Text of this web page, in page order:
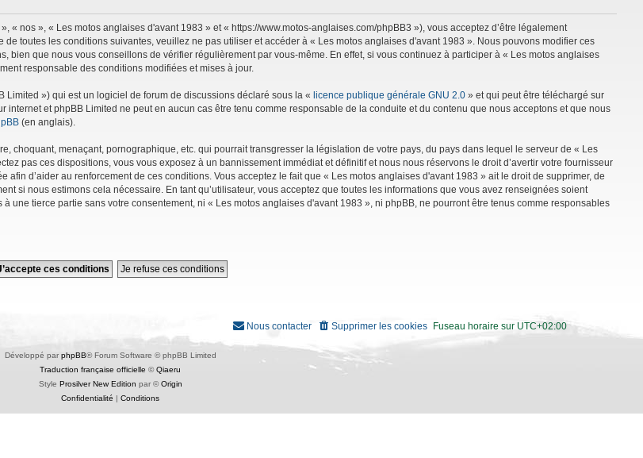
nos », « Les motos anglaises d'avant 1983 » et « https://www.motos-anglaises.com/phpBB3 »), vous acceptez d’être légalement
toutes les conditions suivantes, veuillez ne pas utiliser et accéder à « Les motos anglaises d'avant 1983 ». Nous pouvons modifier ces
bien que nous vous conseillons de vérifier régulièrement par vous-même. En effet, si vous continuez à participer à « Les motos anglaises
responsable des conditions modifiées et mises à jour.
») qui est un logiciel de forum de discussions déclaré sous la « licence publique générale GNU 2.0 » et qui peut être téléchargé sur
et phpBB Limited ne peut en aucun cas être tenu comme responsable de la conduite et du contenu que nous acceptons et que nous
(en anglais).
choquant, menaçant, pornographique, etc. qui pourrait transgresser la législation de votre pays, du pays dans lequel le serveur de « Les
pas ces dispositions, vous vous exposez à un bannissement immédiat et définitif et nous nous réservons le droit d’avertir votre fournisseur
afin d’aider au renforcement de ces conditions. Vous acceptez le fait que « Les motos anglaises d'avant 1983 » ait le droit de supprimer, de
si nous estimons cela nécessaire. En tant qu’utilisateur, vous acceptez que toutes les informations que vous avez renseignées soient
une tierce partie sans votre consentement, ni « Les motos anglaises d'avant 1983 », ni phpBB, ne pourront être tenus comme responsables
Fuseau horaire sur UTC+02:00
Supprimer les cookies
Nous contacter
Développé par phpBB® Forum Software © phpBB Limited
Traduction française officielle ©Qiaeru
Style Prosilver New Edition par ©Origin
Confidentialité | Conditions